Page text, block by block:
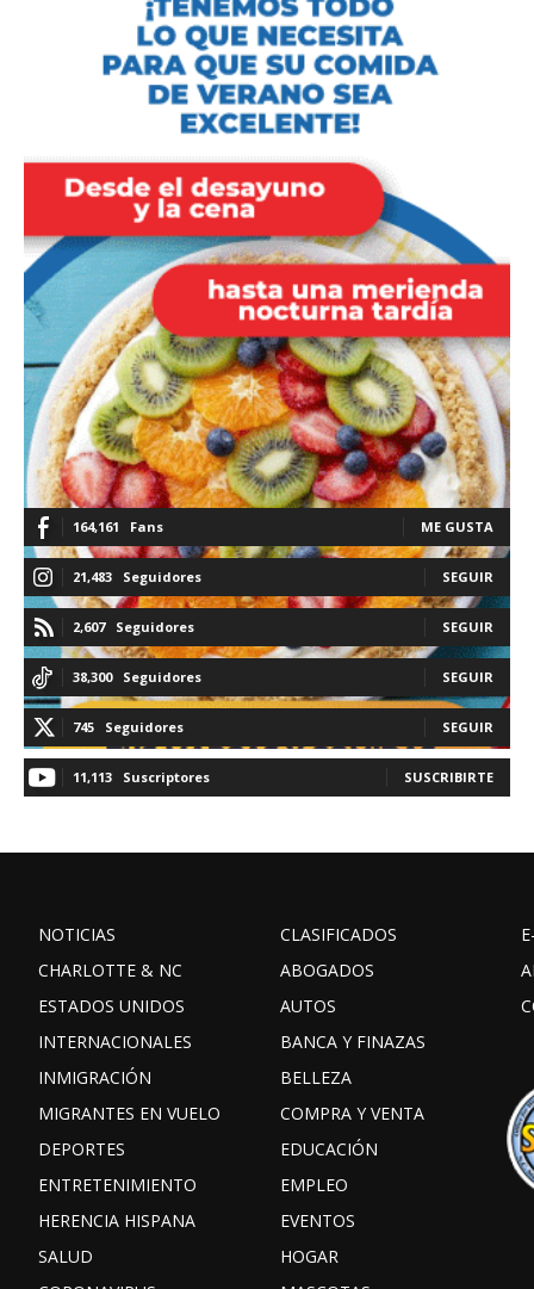
164,161 Fans ME GUSTA
21,483 Seguidores SEGUIR
2,607 Seguidores SEGUIR
38,300 Seguidores SEGUIR
745 Seguidores SEGUIR
11,113 Suscriptores SUSCRIBIRTE
NOTICIAS
CHARLOTTE & NC
ESTADOS UNIDOS
INTERNACIONALES
INMIGRACIÓN
MIGRANTES EN VUELO
DEPORTES
ENTRETENIMIENTO
HERENCIA HISPANA
SALUD
CLASIFICADOS
ABOGADOS
AUTOS
BANCA Y FINAZAS
BELLEZA
COMPRA Y VENTA
EDUCACIÓN
EMPLEO
EVENTOS
HOGAR